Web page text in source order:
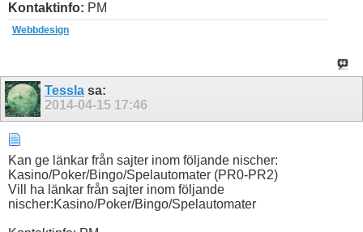
Kontaktinfo: PM
Webbdesign
Tessla sa:
2014-04-15 17:46
Kan ge länkar från sajter inom följande nischer:
Kasino/Poker/Bingo/Spelautomater (PR0-PR2)
Vill ha länkar från sajter inom följande
nischer:Kasino/Poker/Bingo/Spelautomater